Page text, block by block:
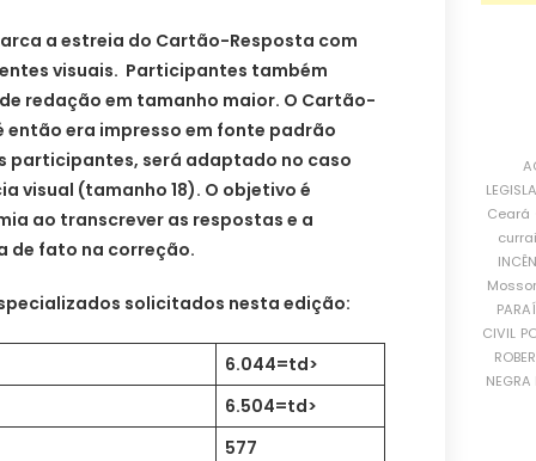
a estreia do Cartão-Resposta com
visuais. Participantes também
redação em tamanho maior. O Cartão-
então era impresso em fonte padrão
participantes, será adaptado no caso
visual (tamanho 18). O objetivo é
ao transcrever as respostas e a
de fato na correção.
solicitados nesta edição:
6.044=td>
6.504=td>
577
Ceará
CIVIL
NEGRA